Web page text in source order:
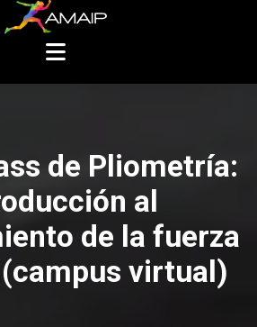
de Pliometría:
al
de la fuerza
virtual)